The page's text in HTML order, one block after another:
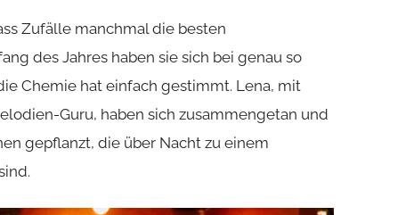
Zufälle manchmal die besten
des Jahres haben sie sich bei genau so
Chemie hat einfach gestimmt. Lena, mit
Guru, haben sich zusammengetan und
gepflanzt, die über Nacht zu einem